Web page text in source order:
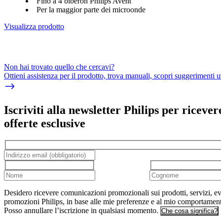
Per la maggior parte dei microonde
Visualizza prodotto
Non hai trovato quello che cercavi?
Ottieni assistenza per il prodotto, trova manuali, scopri suggerimenti
Iscriviti alla newsletter Philips per
offerte esclusive
Desidero ricevere comunicazioni promozionali sui prodotti, servizi,
promozioni Philips, in base alle mie preferenze e al mio
Posso annullare l’iscrizione in qualsiasi momento. Che cosa significa?